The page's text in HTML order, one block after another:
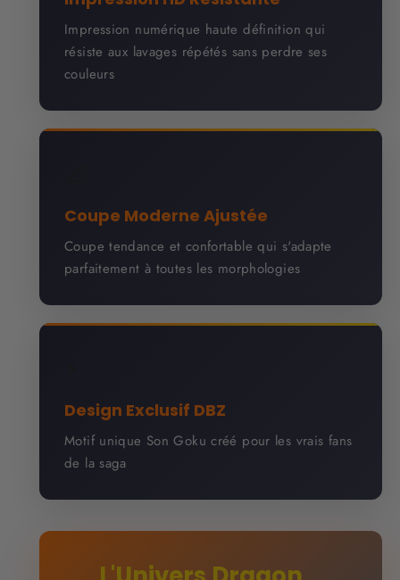
Impression numérique haute définition qui
résiste aux lavages répétés sans perdre ses
couleurs
Coupe Moderne Ajustée
Coupe tendance et confortable qui s'adapte
parfaitement à toutes les morphologies
Design Exclusif DBZ
Motif unique Son Goku créé pour les vrais fans
de la saga